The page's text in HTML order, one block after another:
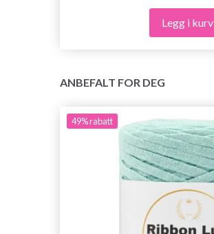
Legg i kurv
ANBEFALT FOR DEG
49%rabatt